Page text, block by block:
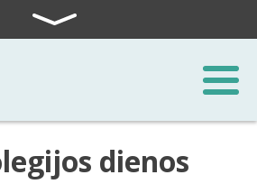
dienos